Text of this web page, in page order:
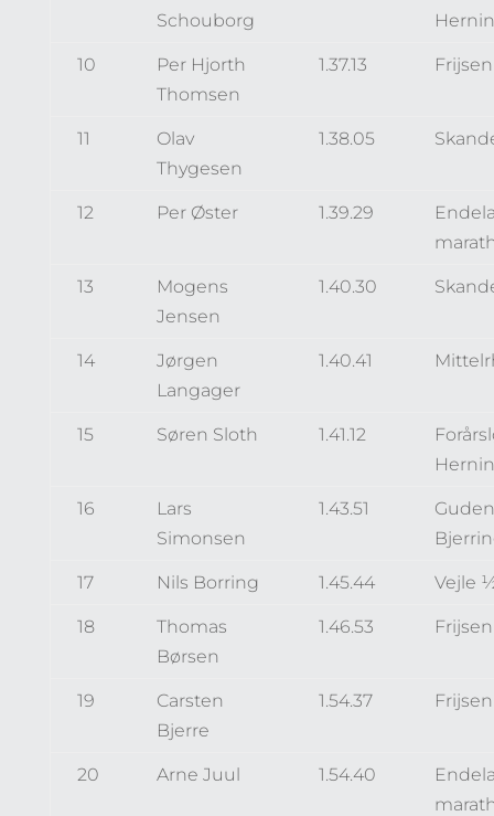
Schouborg
10
Per Hjorth
Thomsen
1.37.13
11
Olav
Thygesen
1.38.05
12 Per Øster 1.39.29
13
Mogens
Jensen
1.40.30
14
Jørgen
Langager
1.40.41
15 Søren Sloth 1.41.12
16
Lars
Simonsen
1.43.51
17 Nils Borring 1.45.44 Vejle
18
Thomas
Børsen
1.46.53
19
Carsten
Bjerre
1.54.37
20 Arne Juul 1.54.40